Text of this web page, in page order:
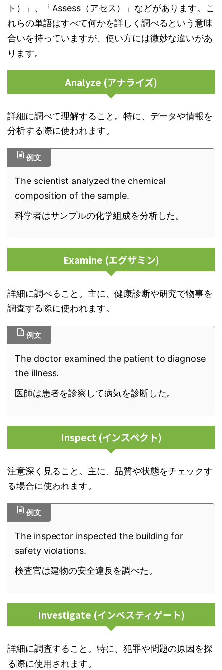
ト）」、「Assess（アセス）」などがあります。こ
れらの単語はすべて何かを詳しく調べるという意味
合いを持っていますが、使い方には微妙な違いがあ
ります。
Analyze (アナライズ)
詳細に調べて理解すること。特に、データや情報を
分析する際に使われます。
例文
The scientist analyzed the chemical
composition of the sample.
科学者はサンプルの化学組成を分析した。
Examine (エグザミン)
詳細に調べること。主に、健康診断や研究で物事を
調査する際に使われます。
例文
The doctor examined the patient to diagnose
the illness.
医師は患者を診察して病気を診断した。
Inspect (インスペクト)
注意深く見ること。主に、品質や状態をチェックす
る場合に使われます。
例文
The inspector inspected the building for
safety violations.
検査官は建物の安全違反を調べた。
Investigate (インベスティゲート)
詳細に調査すること。特に、犯罪や問題の原因を探
る際に使用されます。